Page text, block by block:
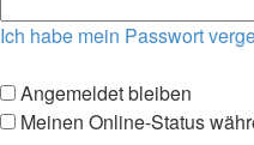
Ich habe mein Passwort
Angemeldet bleiben
Meinen Online-Status